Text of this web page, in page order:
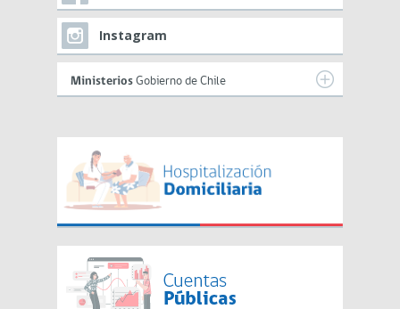
Instagram
Ministerios Gobierno de Chile